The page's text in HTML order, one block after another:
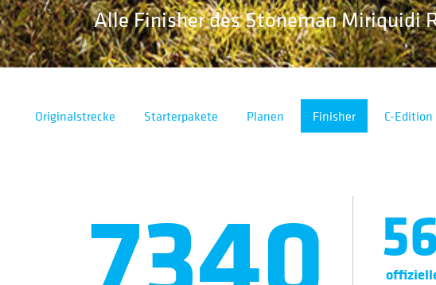
Alle Finisher des Stoneman Miriquidi
Originalstrecke Starterpakete Planen Finisher C-Edition